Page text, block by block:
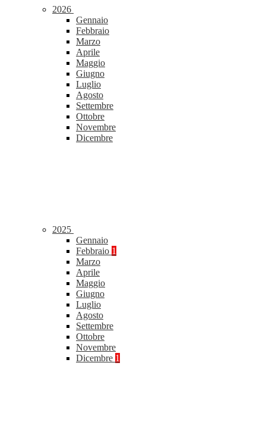
2026
Gennaio
Febbraio
Marzo
Aprile
Maggio
Giugno
Luglio
Agosto
Settembre
Ottobre
Novembre
Dicembre
2025
Gennaio
Febbraio 1
Marzo
Aprile
Maggio
Giugno
Luglio
Agosto
Settembre
Ottobre
Novembre
Dicembre 1